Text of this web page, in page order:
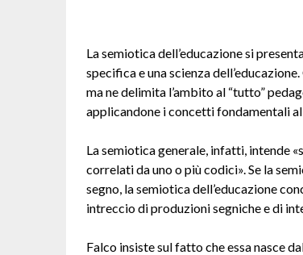
La semiotica dell’educazione si
specifica e una scienza
ma ne delimita l’ambito al “tutto”
applicandone i concetti fondamentali
La semiotica generale, infatti, intende
correlati da uno o più codici». Se la
segno, la semiotica dell’educazione
intreccio di produzioni segniche e di
Falco insiste sul fatto che essa nasce